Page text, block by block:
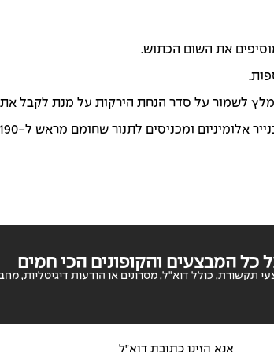
לשמור על סדר הנחת הירקות על מנת לקבל את
בוזקים מעל הירקות מעט שמן זית, מפזרים מלח ופלפל, מכסים את התבנית בנייר אלומיניום ומכניסים לתנור שחומם מראש ל-190
כל המבצעים והקופונים הכי חמים
תקשורת, כולל דוא"ל, מסרונים או הודעות דיגיטליות,